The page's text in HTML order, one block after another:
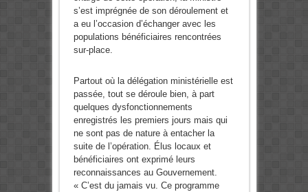
s’est imprégnée de son déroulement et
a eu l’occasion d’échanger avec les
populations bénéficiaires rencontrées
sur-place.
Partout où la délégation ministérielle est
passée, tout se déroule bien, à part
quelques dysfonctionnements
enregistrés les premiers jours mais qui
ne sont pas de nature à entacher la
suite de l’opération. Élus locaux et
bénéficiaires ont exprimé leurs
reconnaissances au Gouvernement.
« C’est du jamais vu. Ce programme